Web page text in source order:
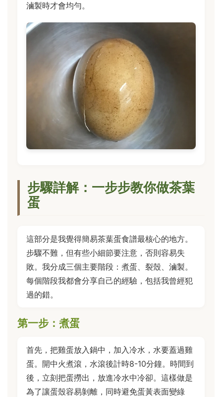
滷製時才會均勻。
步驟詳解：一步步教你做茶葉
蛋
這部分是我覺得簡易茶葉蛋食譜最核心的地方。
步驟不難，但有些小細節要注意，否則容易失
敗。我分成三個主要階段：煮蛋、裂殼、滷製。
每個階段我都會分享自己的經驗，包括我曾經犯
過的錯。
第一步：煮蛋
首先，把雞蛋放入鍋中，加入冷水，水要蓋過雞
蛋。開中火煮滾，水滾後計時8-10分鐘。時間到
後，立刻把蛋撈出，放進冷水中冷卻。這樣做是
為了讓蛋殼容易剝離，同時避免蛋黃表面變綠